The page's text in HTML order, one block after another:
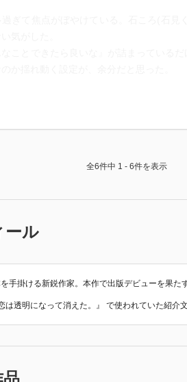
全6件中 1 - 6件を表示
ール
手掛ける新鋭作家。本作で出版デビューを果たす
は透明になって消えた。』 で使われていた紹介
品